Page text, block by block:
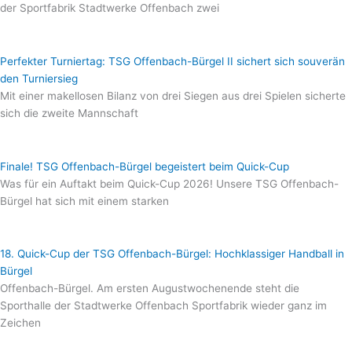
der Sportfabrik Stadtwerke Offenbach zwei
Perfekter Turniertag: TSG Offenbach-Bürgel II sichert sich souverän
den Turniersieg
Mit einer makellosen Bilanz von drei Siegen aus drei Spielen sicherte
sich die zweite Mannschaft
Finale! TSG Offenbach-Bürgel begeistert beim Quick-Cup
Was für ein Auftakt beim Quick-Cup 2026! Unsere TSG Offenbach-
Bürgel hat sich mit einem starken
18. Quick-Cup der TSG Offenbach-Bürgel: Hochklassiger Handball in
Bürgel
Offenbach-Bürgel. Am ersten Augustwochenende steht die
Sporthalle der Stadtwerke Offenbach Sportfabrik wieder ganz im
Zeichen